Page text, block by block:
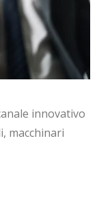
innovativo
macchinari